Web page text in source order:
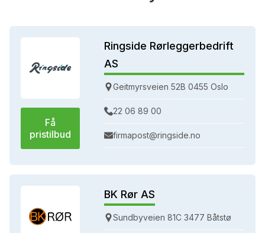
Få
pristilbud
Ringside Rørleggerbedrift
AS
Geitmyrsveien 52B 0455 Oslo
22 06 89 00
firmapost@ringside.no
BK Rør AS
Sundbyveien 81C 3477 Båtstø